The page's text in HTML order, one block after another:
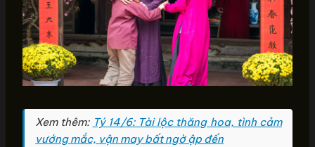
Xem thêm: Tý 14/6: Tài lộc thăng hoa, tình cảm
vướng mắc, vận may bất ngờ ập đến